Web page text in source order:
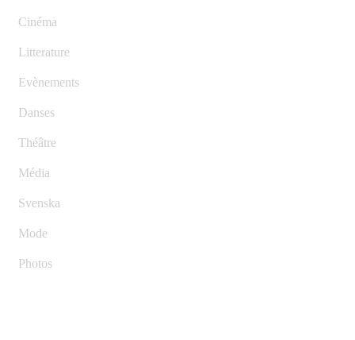
Cinéma
Litterature
Evènements
Danses
Théâtre
Média
Svenska
Mode
Photos